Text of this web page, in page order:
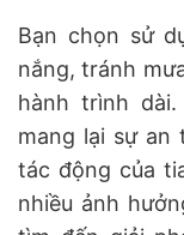
Bạn chọn sử
nắng, tránh
hành trình
mang lại sự an
tác động của
nhiều ảnh